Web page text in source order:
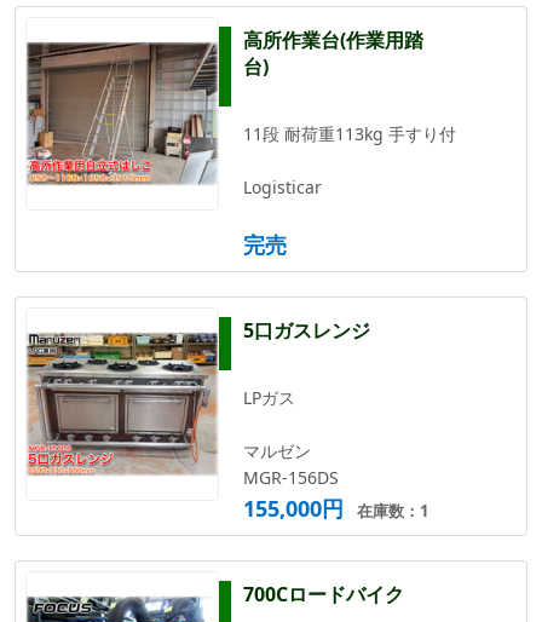
高所作業台(作業用踏
台)
11段 耐荷重113kg 手すり付
Logisticar
完売
5口ガスレンジ
LPガス
マルゼン
MGR-156DS
155,000円 在庫数：1
700Cロードバイク